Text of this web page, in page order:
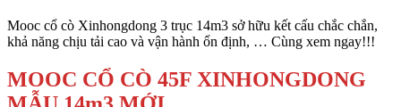
Mooc cổ cò Xinhongdong 3 trục 14m3 sở hữu kết cấu chắc chắn,
khả năng chịu tải cao và vận hành ổn định, … Cùng xem ngay!!!
MOOC CỔ CÒ 45F XINHONGDONG